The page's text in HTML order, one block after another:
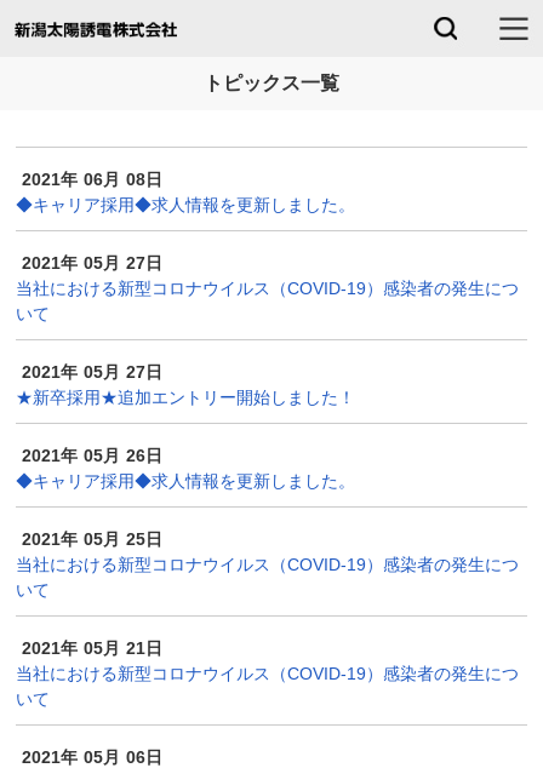
トピックス一覧
2021年 06月 08日
◆キャリア採用◆求人情報を更新しました。
2021年 05月 27日
当社における新型コロナウイルス（COVID-19）感染者の発生につ
いて
2021年 05月 27日
★新卒採用★追加エントリー開始しました！
2021年 05月 26日
◆キャリア採用◆求人情報を更新しました。
2021年 05月 25日
当社における新型コロナウイルス（COVID-19）感染者の発生につ
いて
2021年 05月 21日
当社における新型コロナウイルス（COVID-19）感染者の発生につ
いて
2021年 05月 06日